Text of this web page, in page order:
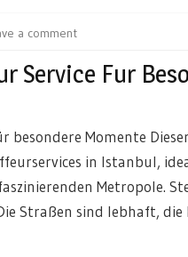
a comment
Service Fur
besondere Momente
in Istanbul,
Metropole.
Straßen sind lebhaft,